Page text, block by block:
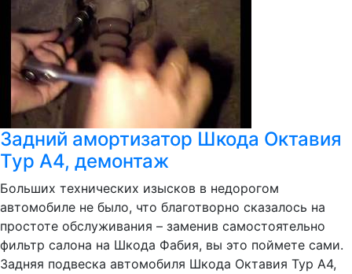
Задний амортизатор Шкода Октавия
Тур А4, демонтаж
Больших технических изысков в недорогом
автомобиле не было, что благотворно сказалось на
простоте обслуживания – заменив самостоятельно
фильтр салона на Шкода Фабия, вы это поймете сами.
Задняя подвеска автомобиля Шкода Октавия Тур А4,